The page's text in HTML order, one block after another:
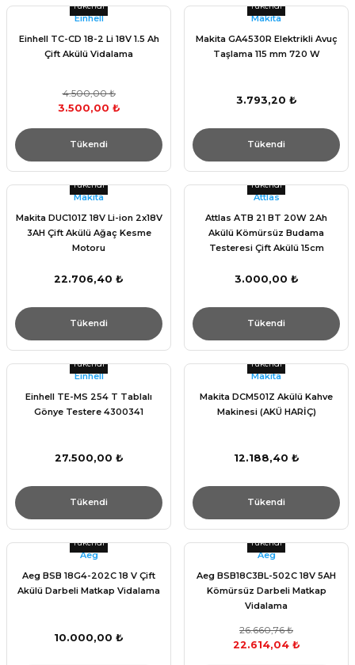
Tükendi
Einhell
Einhell TC-CD 18-2 Li 18V 1.5 Ah
Çift Akülü Vidalama
4.500,00 ₺
3.500,00 ₺
Tükendi
Tükendi
Makita
Makita GA4530R Elektrikli Avuç
Taşlama 115 mm 720 W
3.793,20 ₺
Tükendi
Tükendi
Makita
Makita DUC101Z 18V Li-ion 2x18V
3AH Çift Akülü Ağaç Kesme
Motoru
22.706,40 ₺
Tükendi
Tükendi
Attlas
Attlas ATB 21 BT 20W 2Ah
Akülü Kömürsüz Budama
Testeresi Çift Akülü 15cm
3.000,00 ₺
Tükendi
Tükendi
Einhell
Einhell TE-MS 254 T Tablalı
Gönye Testere 4300341
27.500,00 ₺
Tükendi
Tükendi
Makita
Makita DCM501Z Akülü Kahve
Makinesi (AKÜ HARİÇ)
12.188,40 ₺
Tükendi
Tükendi
Aeg
Aeg BSB 18G4-202C 18 V Çift
Akülü Darbeli Matkap Vidalama
10.000,00 ₺
Tükendi
Aeg
Aeg BSB18C3BL-502C 18V 5AH
Kömürsüz Darbeli Matkap
Vidalama
26.660,76 ₺
22.614,04 ₺